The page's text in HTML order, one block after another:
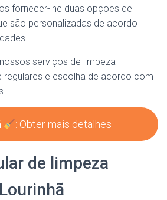
fornecer-lhe duas opções de
são personalizadas de acordo
serviços de limpeza
regulares e escolha de acordo com
: Obter mais detalhes
de limpeza